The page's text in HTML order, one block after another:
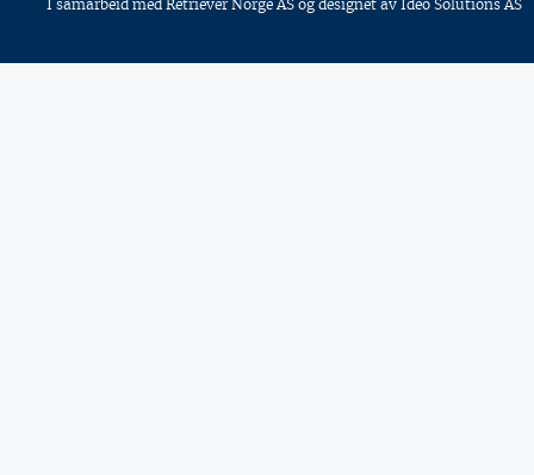
I samarbeid med Retriever Norge AS og designet av Ideo Solutions AS